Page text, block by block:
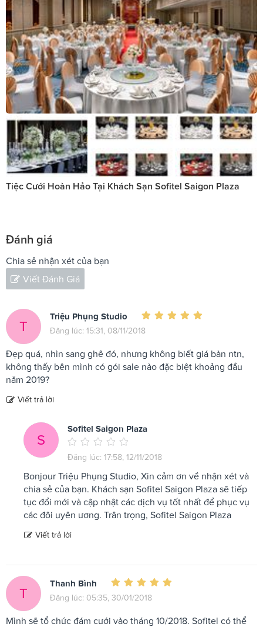
Tiệc Cưới Hoàn Hảo Tại Khách Sạn Sofitel Saigon Plaza
Đánh giá
Chia sẻ nhận xét của bạn
Viết Đánh Giá
T
Triệu Phụng Studio
Đăng lúc: 15:31, 08/11/2018
Đẹp quá, nhìn sang ghê đó, nhưng không biết giá bàn ntn,
không thấy bên mình có gói sale nào đặc biệt khoảng đầu
năm 2019?
Viết trả lời
S
Sofitel Saigon Plaza
Đăng lúc: 17:58, 12/11/2018
Bonjour Triệu Phụng Studio, Xin cảm ơn về nhận xét và
chia sẻ của bạn. Khách sạn Sofitel Saigon Plaza sẽ tiếp
tục đổi mới và cập nhật các dịch vụ tốt nhất để phục vụ
các đôi uyên ương. Trân trọng, Sofitel Saigon Plaza
Viết trả lời
T
Thanh Bình
Đăng lúc: 05:35, 30/01/2018
Mình sẽ tổ chức đám cưới vào tháng 10/2018. Sofitel có thể